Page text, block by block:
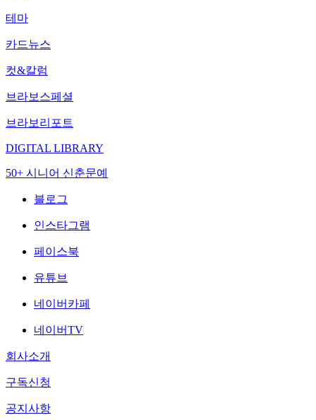
테마
카드뉴스
컷&칼럼
브라보스페셜
브라보리포트
DIGITAL LIBRARY
50+ 시니어 신춘문예
블로그
인스타그램
페이스북
유튜브
네이버카페
네이버TV
회사소개
구독신청
공지사항